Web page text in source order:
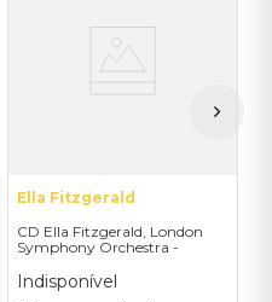
Ella Fitzgerald
CD Ella Fitzgerald, London
Symphony Orchestra -
Indisponível